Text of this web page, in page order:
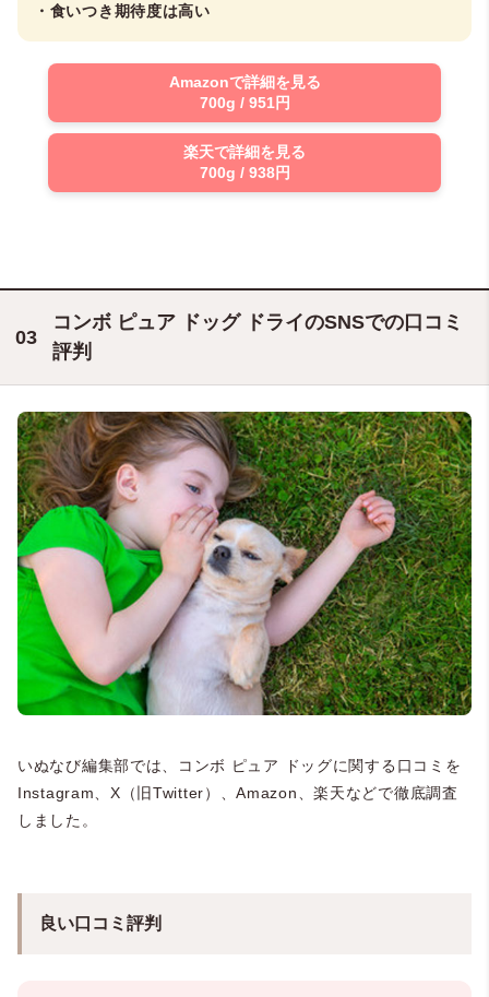
・食いつき期待度は高い
Amazonで詳細を見る
700g / 951円
楽天で詳細を見る
700g / 938円
コンボ ピュア ドッグ ドライのSNSでの口コミ
評判
いぬなび編集部では、コンボ ピュア ドッグに関する口コミを
Instagram、X（旧Twitter）、Amazon、楽天などで徹底調査
しました。
良い口コミ評判